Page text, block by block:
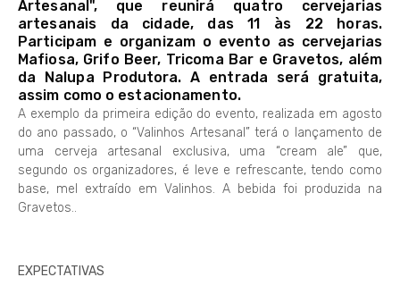
Artesanal", que reunirá quatro cervejarias
artesanais da cidade, das 11 às 22 horas.
Participam e organizam o evento as cervejarias
Mafiosa, Grifo Beer, Tricoma Bar e Gravetos, além
da Nalupa Produtora. A entrada será gratuita,
assim como o estacionamento.
A exemplo da primeira edição do evento, realizada em agosto
do ano passado, o “Valinhos Artesanal” terá o lançamento de
uma cerveja artesanal exclusiva, uma “cream ale” que,
segundo os organizadores, é leve e refrescante, tendo como
base, mel extraído em Valinhos. A bebida foi produzida na
Gravetos..
EXPECTATIVAS